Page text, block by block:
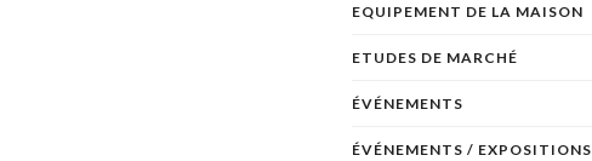
EQUIPEMENT DE LA MAISON
ETUDES DE MARCHÉ
ÉVÉNEMENTS
ÉVÉNEMENTS / EXPOSITIONS